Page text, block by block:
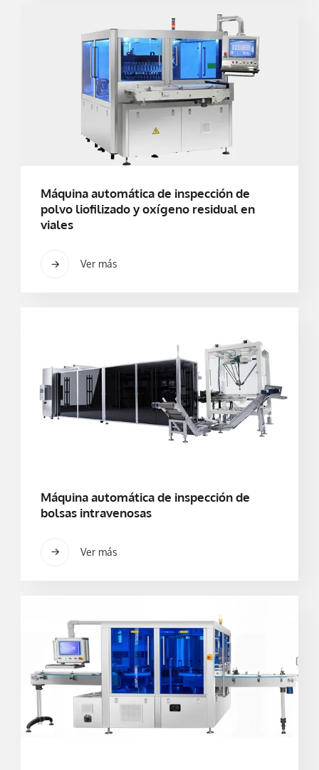
Máquina automática de inspección de
polvo liofilizado y oxígeno residual en
viales
Ver más
Máquina automática de inspección de
bolsas intravenosas
Ver más